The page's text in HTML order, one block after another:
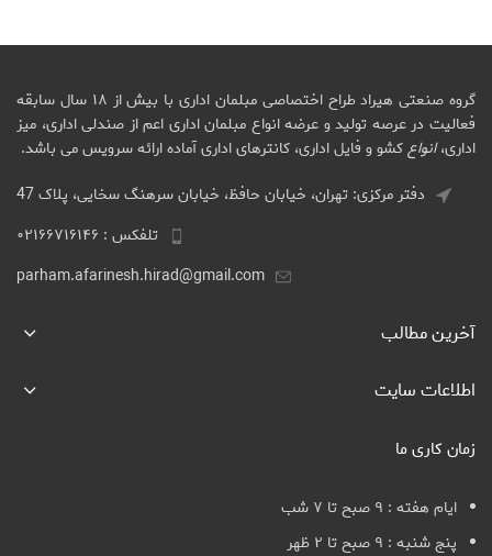
گروه صنعتی هیراد طراح اختصاصی مبلمان اداری با بیش از ۱۸ سال سابقه
فعالیت در عرصه تولید و عرضه انواع مبلمان اداری اعم از صندلی اداری، میز
اداری،انواعکشو و فایل اداری، کانترهای اداری آماده ارائه سرویس می باشد.
دفتر مرکزی: تهران، خیابان حافظ، خیابان سرهنگ سخایی، پلاک 47
تلفکس : ۰۲۱۶۶۷۱۶۱۴۶
parham.afarinesh.hirad@gmail.com
آخرین مطالب
اطلاعات سایت
زمان کاری ما
ایام هفته : ۹ صبح تا ۷ شب
پنج شنبه : ۹ صبح تا ۲ ظهر